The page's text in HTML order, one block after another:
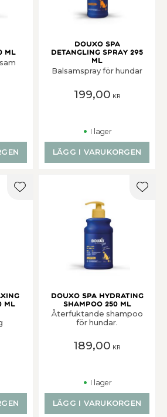
ml
Douxo Spa
Detangling Spray 295
ml
Balsamspray för hundar
199,00 KR
I lager
LÄGG I VARUKORGEN
ml
Lägg till i favoriter
Douxo Spa Hydrating
Shampoo 250 ml
Återfuktande shampoo
för hundar.
189,00 KR
I lager
LÄGG I VARUKORGEN